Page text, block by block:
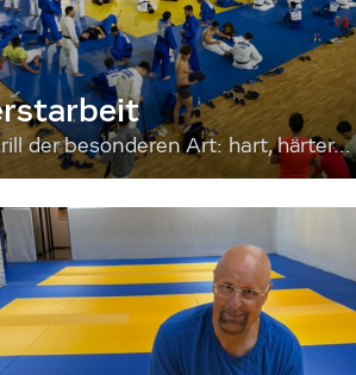
der besonderen Art: hart, härter...